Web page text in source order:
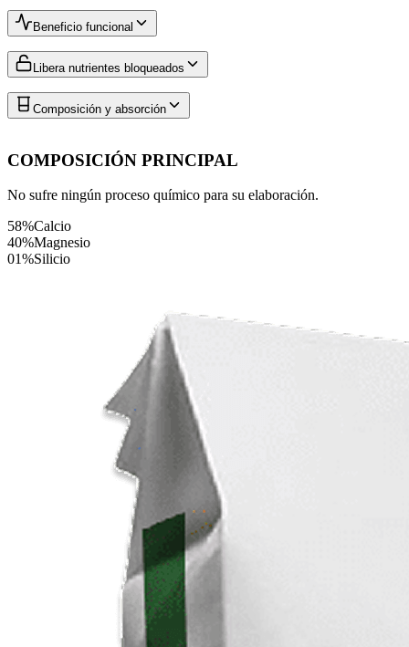
Beneficio funcional
Libera nutrientes bloqueados
Composición y absorción
COMPOSICIÓN PRINCIPAL
No sufre ningún proceso químico para su elaboración.
58%Calcio
40%Magnesio
01%Silicio